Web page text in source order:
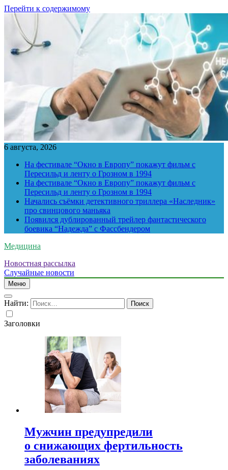
Перейти к содержимому
6 августа, 2026
На фестивале “Окно в Европу” покажут фильм с
Пересильд и ленту о Грозном в 1994
На фестивале “Окно в Европу” покажут фильм с
Пересильд и ленту о Грозном в 1994
Начались съёмки детективного триллера «Наследник»
про свинцового маньяка
Появился дублированный трейлер фантастического
боевика “Надежда” с Фассбендером
Медицина
Новостная рассылка
Случайные новости
Меню
Найти:
Заголовки
Мужчин предупредили
о снижающих фертильность
заболеваниях